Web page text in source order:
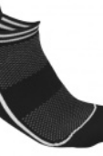
:
en mesh au